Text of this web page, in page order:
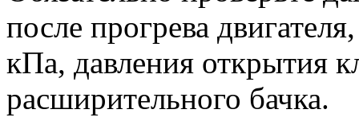
после прогрева
кПа, давления открытия
расширительного бачка.